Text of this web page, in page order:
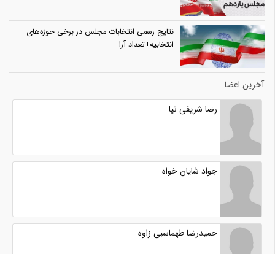
نتایج رسمی انتخابات مجلس در برخی حوزه‌های
انتخابیه+تعداد آرا
آخرین اعضا
رضا شریفی نیا
جواد شایان خواه
حمیدرضا طهماسبی زاوه